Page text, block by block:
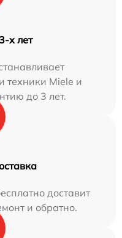
х лет
техники Miele и
до 3 лет.
доставит
и обратно.